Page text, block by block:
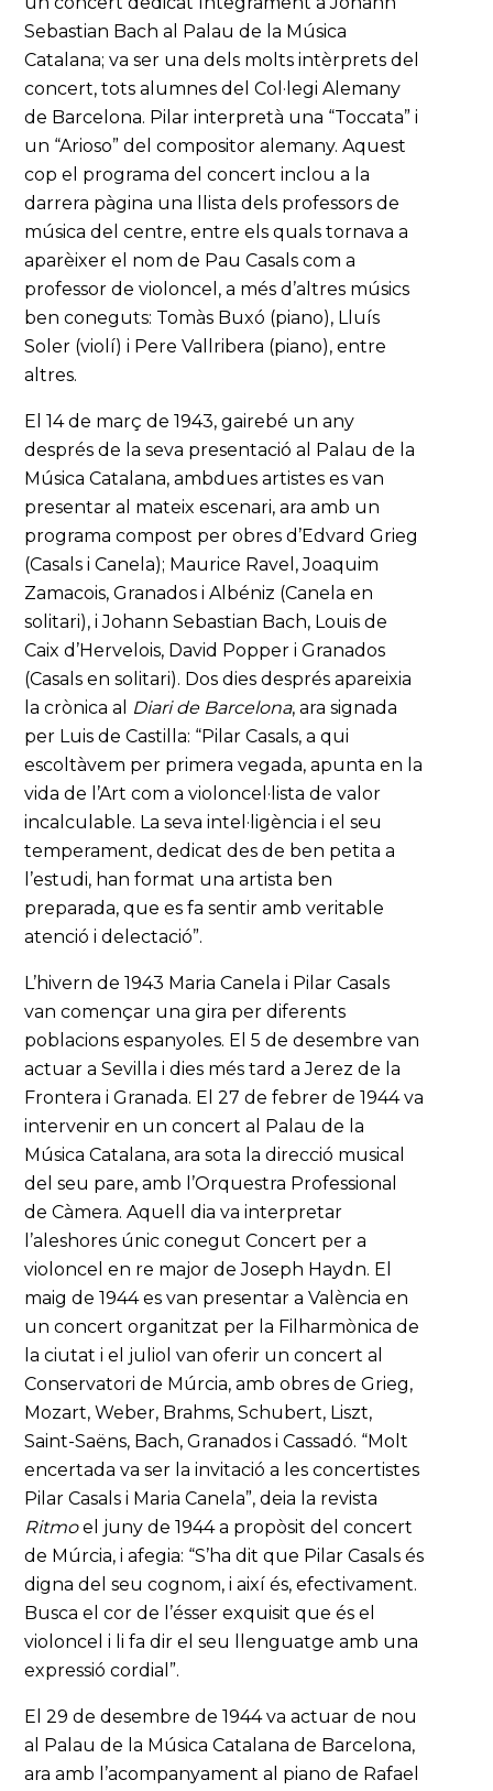
Sebastian Bach al Palau de la Música
Catalana; va ser una dels molts intèrprets del
concert, tots alumnes del Col·legi Alemany
de Barcelona. Pilar interpretà una “Toccata” i
un “Arioso” del compositor alemany. Aquest
cop el programa del concert inclou a la
darrera pàgina una llista dels professors de
música del centre, entre els quals tornava a
aparèixer el nom de Pau Casals com a
professor de violoncel, a més d’altres músics
ben coneguts: Tomàs Buxó (piano), Lluís
Soler (violí) i Pere Vallribera (piano), entre
altres.
El 14 de març de 1943, gairebé un any
després de la seva presentació al Palau de la
Música Catalana, ambdues artistes es van
presentar al mateix escenari, ara amb un
programa compost per obres d’Edvard Grieg
(Casals i Canela); Maurice Ravel, Joaquim
Zamacois, Granados i Albéniz (Canela en
solitari), i Johann Sebastian Bach, Louis de
Caix d’Hervelois, David Popper i Granados
(Casals en solitari). Dos dies després apareixia
la crònica al Diari de Barcelona, ara signada
per Luis de Castilla: “Pilar Casals, a qui
escoltàvem per primera vegada, apunta en la
vida de l’Art com a violoncel·lista de valor
incalculable. La seva intel·ligència i el seu
temperament, dedicat des de ben petita a
l’estudi, han format una artista ben
preparada, que es fa sentir amb veritable
atenció i delectació”.
L’hivern de 1943 Maria Canela i Pilar Casals
van començar una gira per diferents
poblacions espanyoles. El 5 de desembre van
actuar a Sevilla i dies més tard a Jerez de la
Frontera i Granada. El 27 de febrer de 1944 va
intervenir en un concert al Palau de la
Música Catalana, ara sota la direcció musical
del seu pare, amb l’Orquestra Professional
de Càmera. Aquell dia va interpretar
l’aleshores únic conegut Concert per a
violoncel en re major de Joseph Haydn. El
maig de 1944 es van presentar a València en
un concert organitzat per la Filharmònica de
la ciutat i el juliol van oferir un concert al
Conservatori de Múrcia, amb obres de Grieg,
Mozart, Weber, Brahms, Schubert, Liszt,
Saint-Saëns, Bach, Granados i Cassadó. “Molt
encertada va ser la invitació a les concertistes
Pilar Casals i Maria Canela”, deia la revista
Ritmoel juny de 1944 a propòsit del concert
de Múrcia, i afegia: “S’ha dit que Pilar Casals és
digna del seu cognom, i així és, efectivament.
Busca el cor de l’ésser exquisit que és el
violoncel i li fa dir el seu llenguatge amb una
expressió cordial”.
El 29 de desembre de 1944 va actuar de nou
al Palau de la Música Catalana de Barcelona,
ara amb l’acompanyament al piano de Rafael